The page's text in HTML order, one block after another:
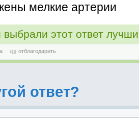
мелкие артерии
выбрали этот ответ
отблагодарить
ответ?